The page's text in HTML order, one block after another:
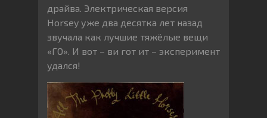
драйва. Электрическая версия
Horsey уже два десятка лет назад
звучала как лучшие тяжёлые вещи
«ГО». И вот – ви гот ит – эксперимент
удался!